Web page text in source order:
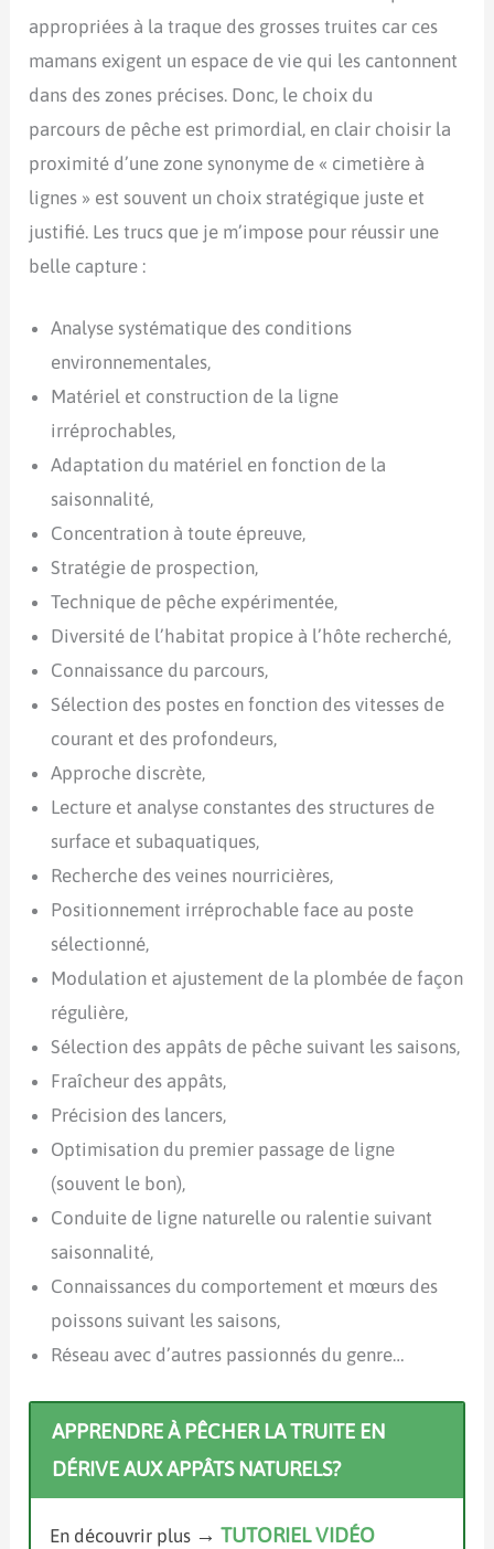
appropriées à la traque des grosses truites car ces
mamans exigent un espace de vie qui les cantonnent
dans des zones précises. Donc, le choix du
parcours de pêche est primordial, en clair choisir la
proximité d’une zone synonyme de « cimetière à
lignes » est souvent un choix stratégique juste et
justifié. Les trucs que je m’impose pour réussir une
belle capture :
Analyse systématique des conditions
environnementales,
Matériel et construction de la ligne
irréprochables,
Adaptation du matériel en fonction de la
saisonnalité,
Concentration à toute épreuve,
Stratégie de prospection,
Technique de pêche expérimentée,
Diversité de l’habitat propice à l’hôte recherché,
Connaissance du parcours,
Sélection des postes en fonction des vitesses de
courant et des profondeurs,
Approche discrète,
Lecture et analyse constantes des structures de
surface et subaquatiques,
Recherche des veines nourricières,
Positionnement irréprochable face au poste
sélectionné,
Modulation et ajustement de la plombée de façon
régulière,
Sélection des appâts de pêche suivant les saisons,
Fraîcheur des appâts,
Précision des lancers,
Optimisation du premier passage de ligne
(souvent le bon),
Conduite de ligne naturelle ou ralentie suivant
saisonnalité,
Connaissances du comportement et mœurs des
poissons suivant les saisons,
Réseau avec d’autres passionnés du genre…
APPRENDRE À PÊCHER LA TRUITE EN
DÉRIVE AUX APPÂTS NATURELS?
En découvrir plus →TUTORIEL VIDÉO